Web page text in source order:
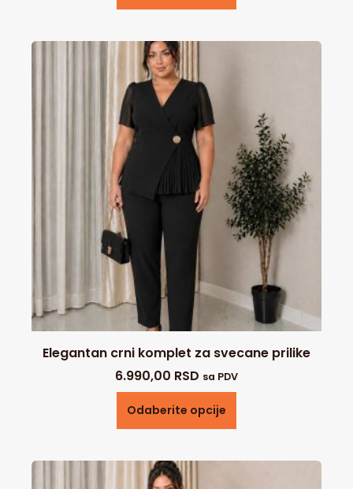
Elegantan crni komplet za svecane prilike
6.990,00 RSD sa PDV
Odaberite opcije